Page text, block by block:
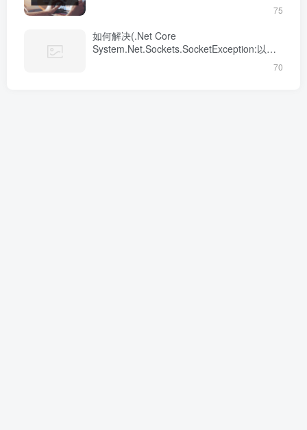
75
如何解决(.Net Core
System.Net.Sockets.SocketException:以一
种访问权限不允许的方式做了一个访问)的问70